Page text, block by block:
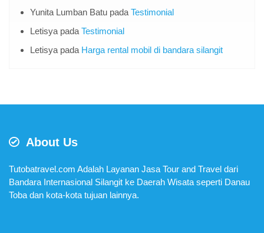
Yunita Lumban Batu pada Testimonial
Letisya pada Testimonial
Letisya pada Harga rental mobil di bandara silangit
About Us
Tutobatravel.com Adalah Layanan Jasa Tour and Travel dari
Bandara Internasional Silangit ke Daerah Wisata seperti Danau
Toba dan kota-kota tujuan lainnya.